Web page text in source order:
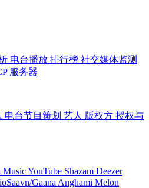
电台播放 排行榜 社交媒体监测
服务器
电台节目策划 艺人 版权方 授权与
MusicYouTube Shazam Deezer
Gaana Anghami Melon